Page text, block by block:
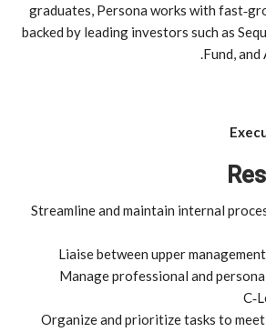
graduates, Persona works with
backed by leading investors such as
Fund,
Streamline and maintain internal
Liaise between upper
Manage professional and
Organize and prioritize tasks to